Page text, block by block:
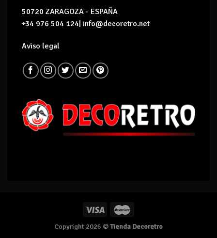
50720 ZARAGOZA - ESPAÑA
+34 976 504 124| info@decoretro.net
Aviso legal
Copyright 2026 ©Tienda Decoretro